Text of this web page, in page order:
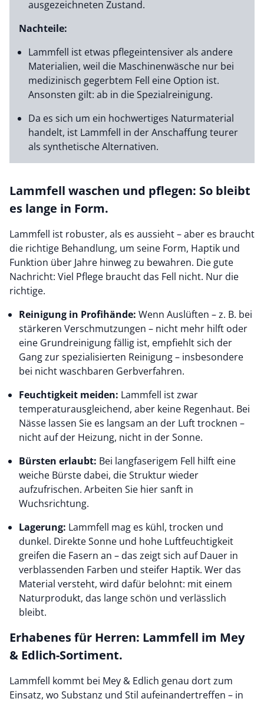
ausgezeichneten Zustand.
Nachteile:
Lammfell ist etwas pflegeintensiver als andere
Materialien, weil die Maschinenwäsche nur bei
medizinisch gegerbtem Fell eine Option ist.
Ansonsten gilt: ab in die Spezialreinigung.
Da es sich um ein hochwertiges Naturmaterial
handelt, ist Lammfell in der Anschaffung teurer
als synthetische Alternativen.
Lammfell waschen und pflegen: So bleibt
es lange in Form.
Lammfell ist robuster, als es aussieht – aber es braucht
die richtige Behandlung, um seine Form, Haptik und
Funktion über Jahre hinweg zu bewahren. Die gute
Nachricht: Viel Pflege braucht das Fell nicht. Nur die
richtige.
Reinigung in Profihände: Wenn Auslüften – z. B. bei
stärkeren Verschmutzungen – nicht mehr hilft oder
eine Grundreinigung fällig ist, empfiehlt sich der
Gang zur spezialisierten Reinigung – insbesondere
bei nicht waschbaren Gerbverfahren.
Feuchtigkeit meiden: Lammfell ist zwar
temperaturausgleichend, aber keine Regenhaut. Bei
Nässe lassen Sie es langsam an der Luft trocknen –
nicht auf der Heizung, nicht in der Sonne.
Bürsten erlaubt: Bei langfaserigem Fell hilft eine
weiche Bürste dabei, die Struktur wieder
aufzufrischen. Arbeiten Sie hier sanft in
Wuchsrichtung.
Lagerung: Lammfell mag es kühl, trocken und
dunkel. Direkte Sonne und hohe Luftfeuchtigkeit
greifen die Fasern an – das zeigt sich auf Dauer in
verblassenden Farben und steifer Haptik. Wer das
Material versteht, wird dafür belohnt: mit einem
Naturprodukt, das lange schön und verlässlich
bleibt.
Erhabenes für Herren: Lammfell im Mey
& Edlich-Sortiment.
Lammfell kommt bei Mey & Edlich genau dort zum
Einsatz, wo Substanz und Stil aufeinandertreffen – in